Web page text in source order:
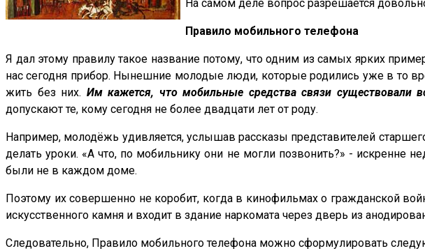
На самом деле вопрос разрешается
Правило мобильного телефона
Я дал этому правилу такое название потому, что одним из самых ярких
нас сегодня прибор. Нынешние молодые люди, которые родились уже в то
жить без них. Им кажется, что мобильные средства связи существовали
допускают те, кому сегодня не более двадцати лет от роду.
Например, молодёжь удивляется, услышав рассказы представителей
делать уроки. «А что, по мобильнику они не могли позвонить?» -
были не в каждом доме.
Поэтому их совершенно не коробит, когда в кинофильмах о гражданской
искусственного камня и входит в здание наркомата через дверь из
Следовательно, Правило мобильного телефона можно сформулировать